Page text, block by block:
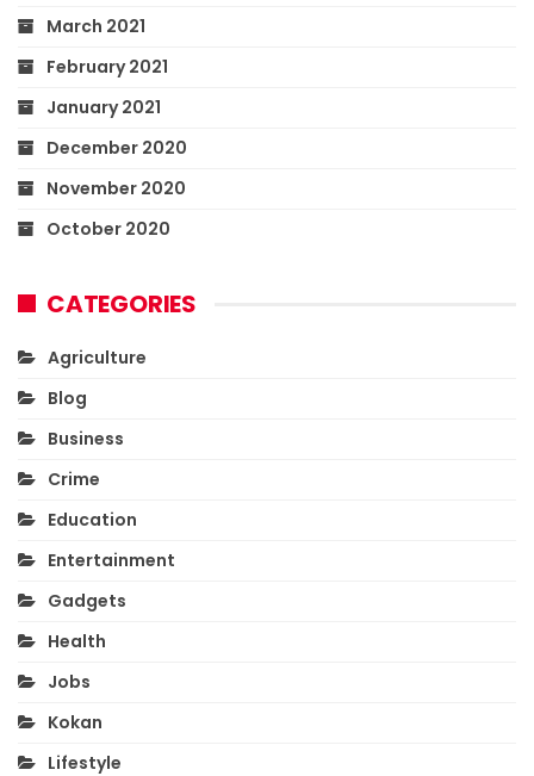
March 2021
February 2021
January 2021
December 2020
November 2020
October 2020
CATEGORIES
Agriculture
Blog
Business
Crime
Education
Entertainment
Gadgets
Health
Jobs
Kokan
Lifestyle